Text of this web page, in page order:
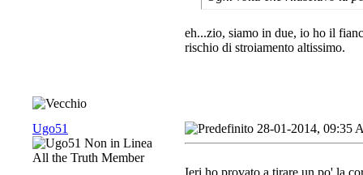
eh...zio, siamo in due, io ho il
rischio di stroiamento altissimo.
Ugo51
All the Truth Member
28-01-2014, 09:35
Ieri ho provato a tirare un po' la